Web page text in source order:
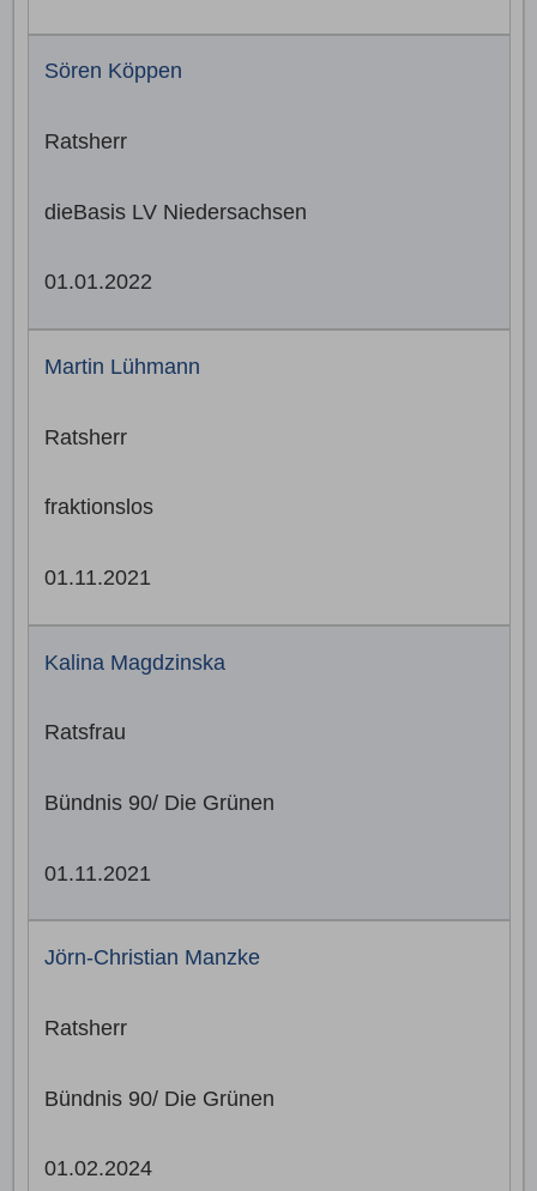
Sören Köppen
Ratsherr
dieBasis LV Niedersachsen
01.01.2022
Martin Lühmann
Ratsherr
fraktionslos
01.11.2021
Kalina Magdzinska
Ratsfrau
Bündnis 90/ Die Grünen
01.11.2021
Jörn-Christian Manzke
Ratsherr
Bündnis 90/ Die Grünen
01.02.2024